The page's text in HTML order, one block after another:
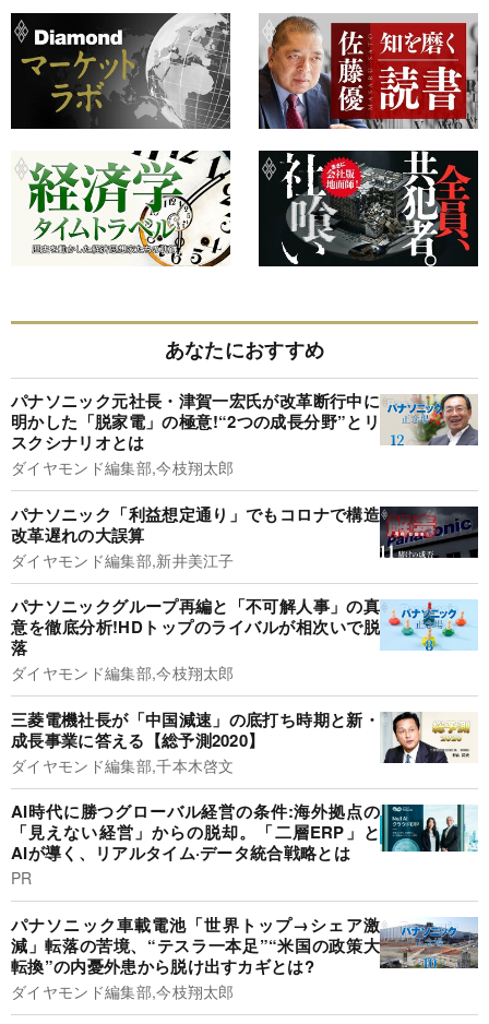
あなたにおすすめ
パナソニック元社長・津賀一宏氏が改革断行中に
明かした「脱家電」の極意!“2つの成長分野”とリ
スクシナリオとは
ダイヤモンド編集部,今枝翔太郎
パナソニック「利益想定通り」でもコロナで構造
改革遅れの大誤算
ダイヤモンド編集部,新井美江子
パナソニックグループ再編と「不可解人事」の真
意を徹底分析!HDトップのライバルが相次いで脱
落
ダイヤモンド編集部,今枝翔太郎
三菱電機社長が「中国減速」の底打ち時期と新・
成長事業に答える【総予測2020】
ダイヤモンド編集部,千本木啓文
AI時代に勝つグローバル経営の条件:海外拠点の
「見えない経営」からの脱却。「二層ERP」と
AIが導く、リアルタイム·データ統合戦略とは
PR
パナソニック車載電池「世界トップ→シェア激
減」転落の苦境、“テスラ一本足”“米国の政策大
転換”の内憂外患から脱け出すカギとは?
ダイヤモンド編集部,今枝翔太郎